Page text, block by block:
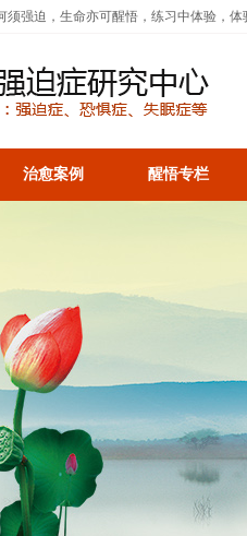
须强迫，生命亦可醒悟，练习中体验，
治愈案例 醒悟专栏